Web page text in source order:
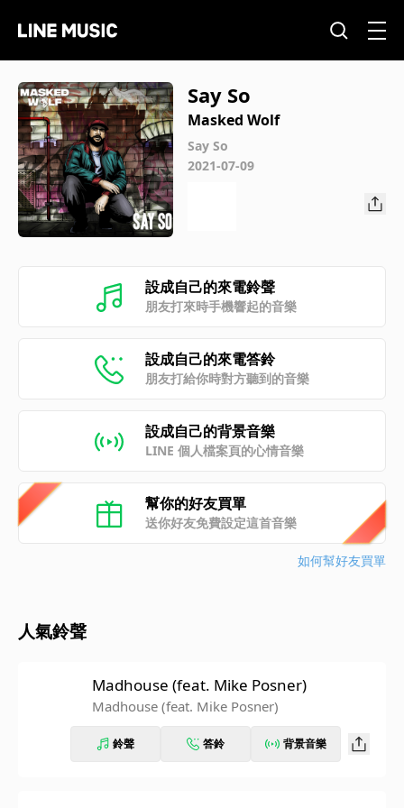
Say So
Masked Wolf
Say So
2021-07-09
設成自己的來電鈴聲
朋友打來時手機響起的音樂
設成自己的來電答鈴
朋友打給你時對方聽到的音樂
設成自己的背景音樂
LINE 個人檔案頁的心情音樂
幫你的好友買單
送你好友免費設定這首音樂
如何幫好友買單
人氣鈴聲
Madhouse (feat. Mike Posner)
Madhouse (feat. Mike Posner)
鈴聲 答鈴 背景音樂